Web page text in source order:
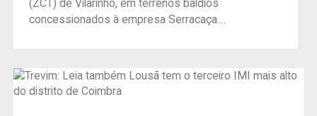
(ZCT) de Vilarinho, em terrenos baldios
concessionados à empresa Serracaça....